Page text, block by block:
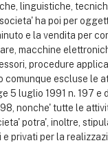
linguistiche,
ha poi per
e la vendita per
macchine
procedure
comunque escluse le
5 luglio 1991 n. 197 e
nonche' tutte le
potra', inoltre,
privati per la